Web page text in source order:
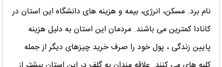
نام برد. مسکن، انرژی، بیمه و هزینه های دانشگاه این استان در
کانادا کمترین می باشند. مردمان این استان به دلیل هزینه
پایین زندگی ، پول خود را صرف خرید چیزهای دیگر از جمله